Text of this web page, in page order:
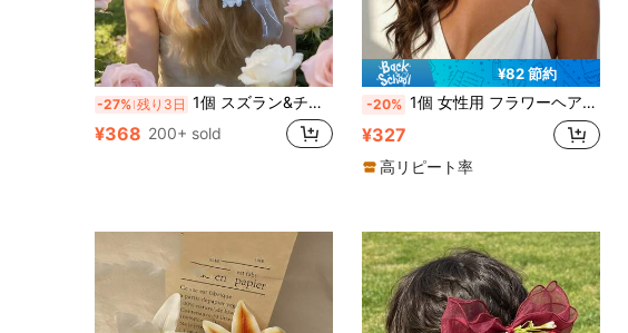
-27% 残り3日 1個 スズラン&チューリップ ヘアクリップ、特大シフォンリボン付き - 繊細で幻想的なヘアアクセサリー、春/夏の休暇に最適、ヘアクリップ、ヘアスライド、ヘアバレッタ、ヘアピン
¥368 200+ sold
¥82 節約
-20% 1個 女性用 フラワーヘアクリップ タッセル付き、ハワイアン トロピカル オーキッド アリゲータークリップ、ビーチウェディングアクセサリー、夏休み、母の日&誕生日ギフト、クロークリップ、ヘアクリップ、パーティー
¥327
高リピート率